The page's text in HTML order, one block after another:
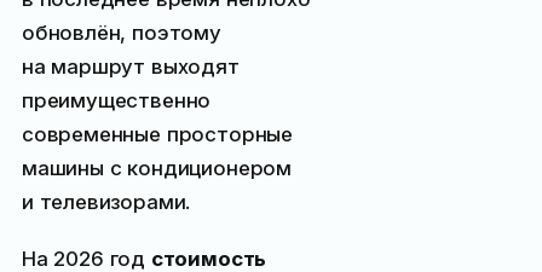
обновлён, поэтому
на маршрут выходят
преимущественно
современные просторные
машины с кондиционером
и телевизорами.
На 2026 год стоимость